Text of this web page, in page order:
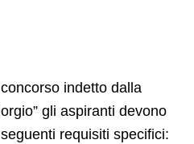
indetto dalla
gli aspiranti devono
requisiti specifici: